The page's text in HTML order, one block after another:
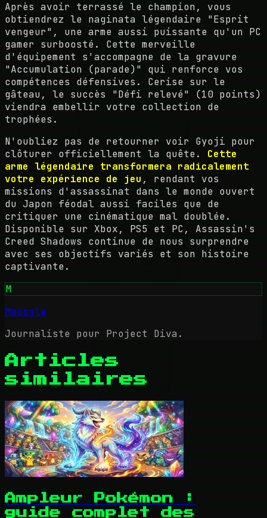
Après avoir terrassé le champion, vous
obtiendrez le naginata légendaire "Esprit
vengeur", une arme aussi puissante qu'un PC
gamer surboosté. Cette merveille
d'équipement s'accompagne de la gravure
"Accumulation (parade)" qui renforce vos
compétences défensives. Cerise sur le
gâteau, le succès "Défi relevé" (10 points)
viendra embellir votre collection de
trophées.
N'oubliez pas de retourner voir Gyoji pour
clôturer officiellement la quête. Cette
arme légendaire transformera radicalement
votre expérience de jeu , rendant vos
missions d'assassinat dans le monde ouvert
du Japon féodal aussi faciles que de
critiquer une cinématique mal doublée.
Disponible sur Xbox, PS5 et PC, Assassin's
Creed Shadows continue de nous surprendre
avec ses objectifs variés et son histoire
captivante.
M
Mooogle
Journaliste pour Project Diva.
Articles
similaires
Ampleur Pokémon :
guide complet des